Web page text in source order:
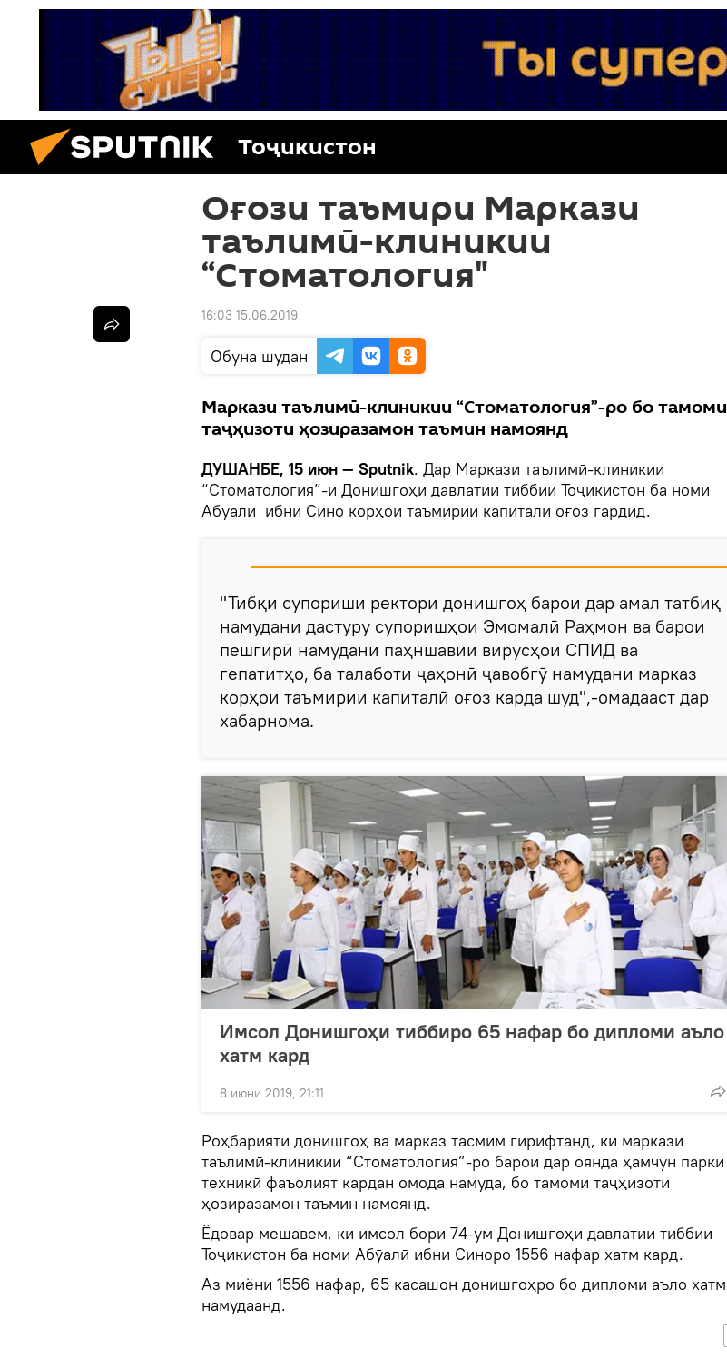
Тоҷикистон
Оғози таъмири Маркази
таълимӣ-клиникии
“Стоматология"
16:03 15.06.2019
Обуна шудан
Маркази таълимӣ-клиникии “Стоматология”-ро бо тамоми
таҷҳизоти ҳозиразамон таъмин намоянд
ДУШАНБЕ, 15 июн — Sputnik. Дар Маркази таълимӣ-клиникии
“Стоматология”-и Донишгоҳи давлатии тиббии Тоҷикистон ба номи
Абӯалӣ ибни Сино корҳои таъмирии капиталӣ оғоз гардид.
"Тибқи супориши ректори донишгоҳ барои дар амал татбиқ
намудани дастуру супоришҳои Эмомалӣ Раҳмон ва барои
пешгирӣ намудани паҳншавии вирусҳои СПИД ва
гепатитҳо, ба талаботи ҷаҳонӣ ҷавобгӯ намудани марказ
корҳои таъмирии капиталӣ оғоз карда шуд",-омадааст дар
хабарнома.
Имсол Донишгоҳи тиббиро 65 нафар бо дипломи аъло
хатм кард
8 июни 2019, 21:11
Роҳбарияти донишгоҳ ва марказ тасмим гирифтанд, ки маркази
таълимӣ-клиникии “Стоматология”-ро барои дар оянда ҳамчун парки
техникӣ фаъолият кардан омода намуда, бо тамоми таҷҳизоти
ҳозиразамон таъмин намоянд.
Ёдовар мешавем, ки имсол бори 74-ум Донишгоҳи давлатии тиббии
Тоҷикистон ба номи Абӯалӣ ибни Синоро 1556 нафар хатм кард.
Аз миёни 1556 нафар, 65 касашон донишгоҳро бо дипломи аъло хатм
намудаанд.